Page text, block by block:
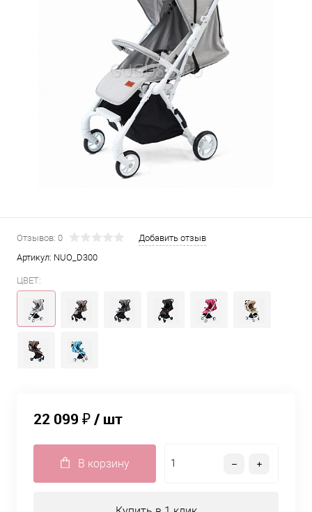
Отзывов: 0
Добавить отзыв
Артикул: NUO_D300
ЦВЕТ:
22 099 ₽/ шт
В корзину